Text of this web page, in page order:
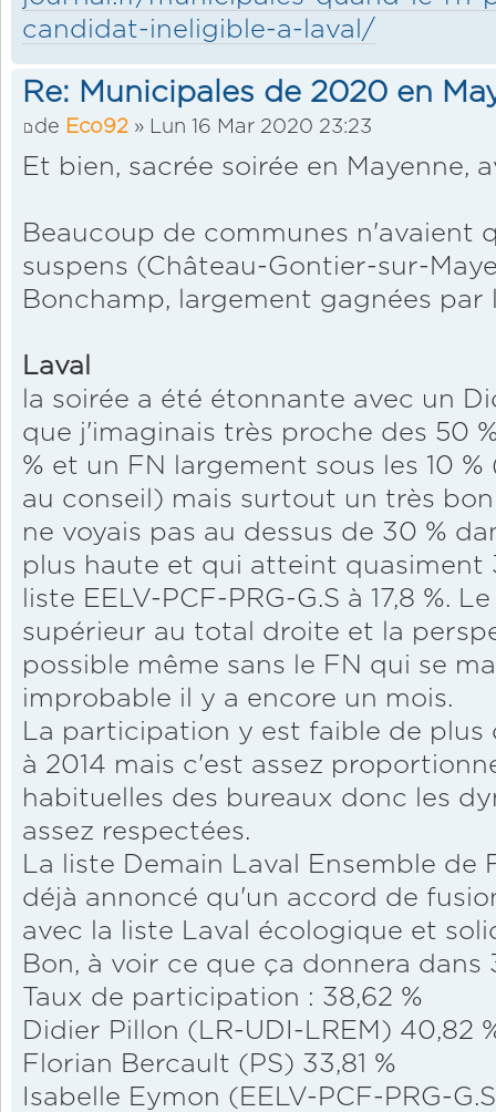
candidat-ineligible-a-laval/
Re: Municipales de 2020 en
de Eco92 » Lun 16 Mar 2020 23:23
Et bien, sacrée soirée en Mayenne,
Beaucoup de communes n'avaient
suspens (Château-Gontier-sur-
Bonchamp, largement gagnées par
Laval
la soirée a été étonnante avec un
que j'imaginais très proche des 50
% et un FN largement sous les 10
au conseil) mais surtout un très
ne voyais pas au dessus de 30 %
plus haute et qui atteint quasiment
liste EELV-PCF-PRG-G.S à 17,8 %.
supérieur au total droite et la
possible même sans le FN qui se
improbable il y a encore un mois.
La participation y est faible de
à 2014 mais c'est assez
habituelles des bureaux donc les
assez respectées.
La liste Demain Laval Ensemble
déjà annoncé qu'un accord de
avec la liste Laval écologique et
Bon, à voir ce que ça donnera dans
Taux de participation : 38,62 %
Didier Pillon (LR-UDI-LREM) 40,82
Florian Bercault (PS) 33,81 %
Isabelle Eymon (EELV-PCF-PRG-